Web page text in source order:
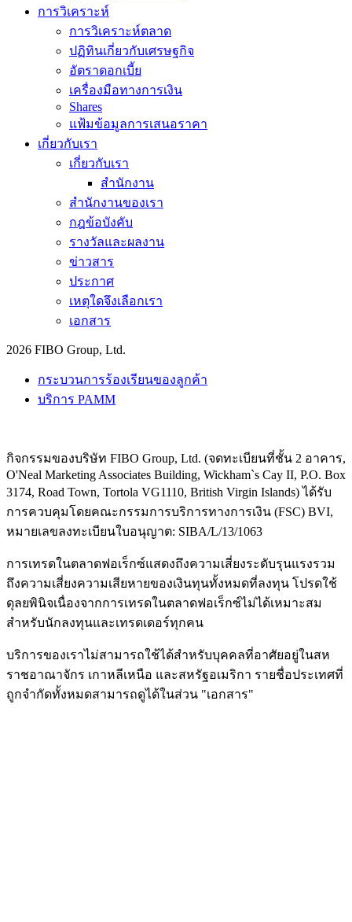
การวิเคราะห์
การวิเคราะห์ตลาด
ปฏิทินเกี่ยวกับเศรษฐกิจ
อัตราดอกเบี้ย
เครื่องมือทางการเงิน
Shares
แฟ้มข้อมูลการเสนอราคา
เกี่ยวกับเรา
เกี่ยวกับเรา
สำนักงาน
สำนักงานของเรา
กฎข้อบังคับ
รางวัลและผลงาน
ข่าวสาร
ประกาศ
เหตุใดจึงเลือกเรา
เอกสาร
2026 FIBO Group, Ltd.
กระบวนการร้องเรียนของลูกค้า
บริการ PAMM
กิจกรรมของบริษัท FIBO Group, Ltd. (จดทะเบียนที่ชั้น 2 อาคาร,
O'Neal Marketing Associates Building, Wickham`s Cay II, P.O. Box
3174, Road Town, Tortola VG1110, British Virgin Islands) ได้รับ
การควบคุมโดยคณะกรรมการบริการทางการเงิน (FSC) BVI,
หมายเลขลงทะเบียนใบอนุญาต: SIBA/L/13/1063
การเทรดในตลาดฟอเร็กซ์แสดงถึงความเสี่ยงระดับรุนแรงรวม
ถึงความเสี่ยงความเสียหายของเงินทุนทั้งหมดที่ลงทุน โปรดใช้
ดุลยพินิจเนื่องจากการเทรดในตลาดฟอเร็กซ์ไม่ได้เหมาะสม
สำหรับนักลงทุนและเทรดเดอร์ทุกคน
บริการของเราไม่สามารถใช้ได้สำหรับบุคคลที่อาศัยอยู่ในสห
ราชอาณาจักร เกาหลีเหนือ และสหรัฐอเมริกา รายชื่อประเทศที่
ถูกจำกัดทั้งหมดสามารถดูได้ในส่วน "เอกสาร"